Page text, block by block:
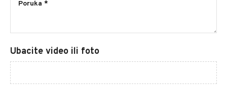
Ubacite video ili foto